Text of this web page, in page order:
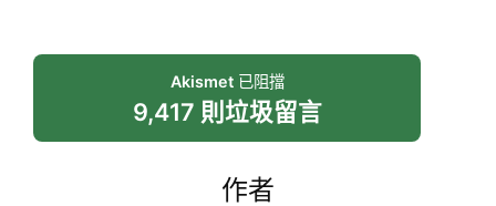
Akismet已阻擋
9,417 則垃圾留言
作者